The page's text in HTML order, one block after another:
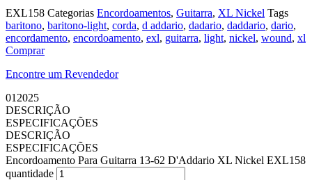
EXL158 Categorias Encordoamentos, Guitarra, XL Nickel Tags
baritono, baritono-light, corda, d addario, dadario, daddario, dario,
encordamento, encordoamento, exl, guitarra, light, nickel, wound, xl
Comprar
Encontre um Revendedor
012025
DESCRIÇÃO
ESPECIFICAÇÕES
DESCRIÇÃO
ESPECIFICAÇÕES
Encordoamento Para Guitarra 13-62 D'Addario XL Nickel EXL158
quantidade